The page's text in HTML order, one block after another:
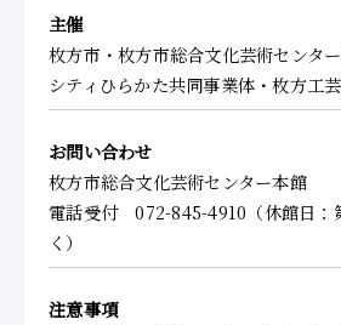
主催
枚方市・枚方市総合文化芸術センタ
シティひらかた共同事業体・枚方工
お問い合わせ
枚方市総合文化芸術センター本館
電話受付 072-845-4910（休館日：
く）
注意事項